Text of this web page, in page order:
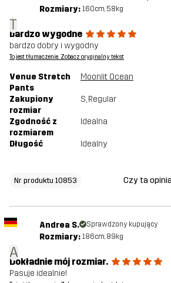
T
Rozmiary: 160cm, 58kg
bardzo wygodne
bardzo dobry i wygodny
To jest tłumaczenie. Zobacz oryginalny tekst
Venue Stretch
Pants
Moonlit Ocean
Zakupiony
rozmiar
S, Regular
Zgodność z
rozmiarem
Idealna
Długość Idealny
Nr produktu 10853 Czy ta
A
Andrea S. Sprawdzony kupujący
Rozmiary: 186cm, 89kg
Dokładnie mój rozmiar.
Pasuje idealnie!